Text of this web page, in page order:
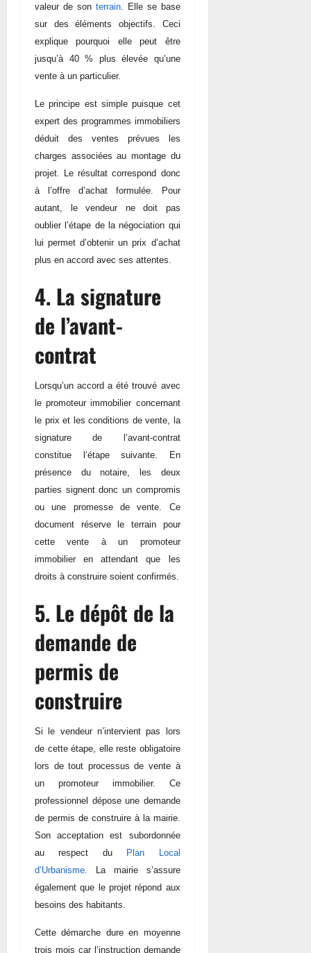
valeur de son terrain. Elle se base
sur des éléments objectifs. Ceci
explique pourquoi elle peut être
jusqu’à 40 % plus élevée qu’une
vente à un particulier.
Le principe est simple puisque cet
expert des programmes immobiliers
déduit des ventes prévues les
charges associées au montage du
projet. Le résultat correspond donc
à l’offre d’achat formulée. Pour
autant, le vendeur ne doit pas
oublier l’étape de la négociation qui
lui permet d’obtenir un prix d’achat
plus en accord avec ses attentes.
4. La signature
de l’avant-
contrat
Lorsqu’un accord a été trouvé avec
le promoteur immobilier concernant
le prix et les conditions de vente, la
signature de l’avant-contrat
constitue l’étape suivante. En
présence du notaire, les deux
parties signent donc un compromis
ou une promesse de vente. Ce
document réserve le terrain pour
cette vente à un promoteur
immobilier en attendant que les
droits à construire soient confirmés.
5. Le dépôt de la
demande de
permis de
construire
Si le vendeur n’intervient pas lors
de cette étape, elle reste obligatoire
lors de tout processus de vente à
un promoteur immobilier. Ce
professionnel dépose une demande
de permis de construire à la mairie.
Son acceptation est subordonnée
au respect du
Plan Local
d’Urbanisme . La mairie s’assure
également que le projet répond aux
besoins des habitants.
Cette démarche dure en moyenne
trois mois car l’instruction demande